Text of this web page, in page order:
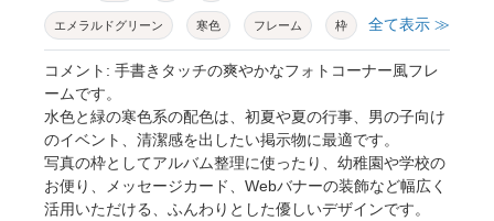
エメラルドグリーン 寒色 フレーム 枠
フォトコーナー アルバム 手書き
水彩
涼しい 爽やか 清潔感 かわいい
広報 チラシ メッセージ カード
全て表示 ≫
コメント: 手書きタッチの爽やかなフォトコーナー風フレ
ームです。
水色と緑の寒色系の配色は、初夏や夏の行事、男の子向け
のイベント、清潔感を出したい掲示物に最適です。
写真の枠としてアルバム整理に使ったり、幼稚園や学校の
お便り、メッセージカード、Webバナーの装飾など幅広く
活用いただける、ふんわりとした優しいデザインです。